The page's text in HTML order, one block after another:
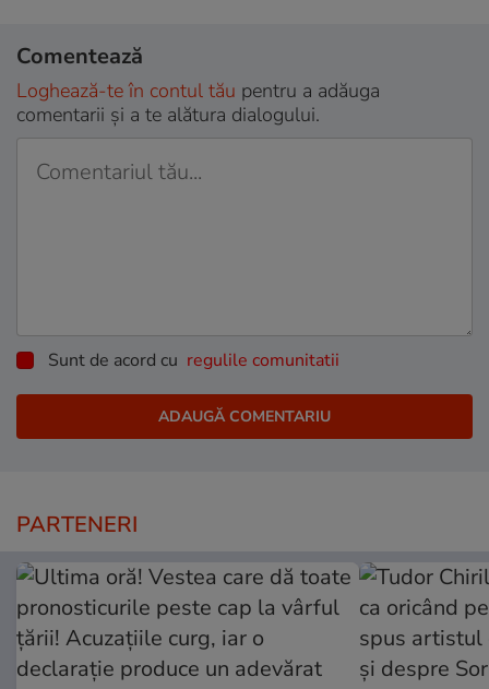
Comentează
Loghează-te în contul tău pentru a adăuga
comentarii și a te alătura dialogului.
Sunt de acord cu regulile comunitatii
PARTENERI